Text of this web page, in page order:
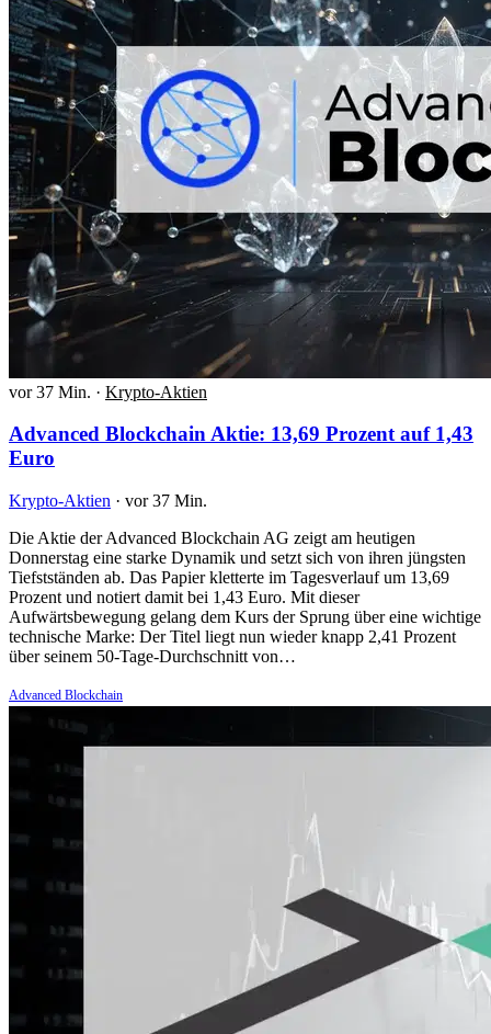
vor 37 Min. · Krypto-Aktien
Advanced Blockchain Aktie: 13,69 Prozent auf 1,43
Euro
Krypto-Aktien · vor 37 Min.
Die Aktie der Advanced Blockchain AG zeigt am heutigen
Donnerstag eine starke Dynamik und setzt sich von ihren jüngsten
Tiefstständen ab. Das Papier kletterte im Tagesverlauf um 13,69
Prozent und notiert damit bei 1,43 Euro. Mit dieser
Aufwärtsbewegung gelang dem Kurs der Sprung über eine wichtige
technische Marke: Der Titel liegt nun wieder knapp 2,41 Prozent
über seinem 50-Tage-Durchschnitt von…
Advanced Blockchain